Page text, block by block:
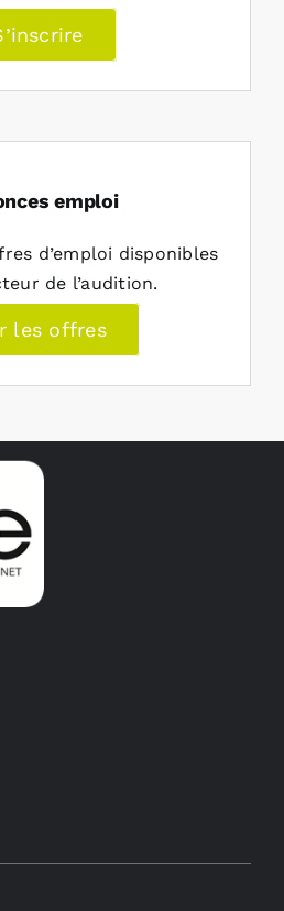
emploi
d’emploi disponibles
de l’audition.
les offres